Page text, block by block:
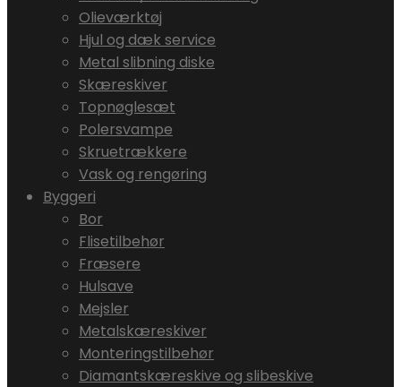
Olieværktøj
Hjul og dæk service
Metal slibning diske
Skæreskiver
Topnøglesæt
Polersvampe
Skruetrækkere
Vask og rengøring
Byggeri
Bor
Flisetilbehør
Fræsere
Hulsave
Mejsler
Metalskæreskiver
Monteringstilbehør
Diamantskæreskive og slibeskive